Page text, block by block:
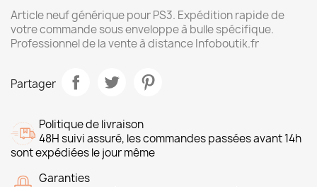
Article neuf générique pour PS3. Expédition rapide de
votre commande sous enveloppe à bulle spécifique.
Professionnel de la vente à distance Infoboutik.fr
Partager
Politique de livraison
48H suivi assuré, les commandes passées avant 14h
sont expédiées le jour même
Garanties